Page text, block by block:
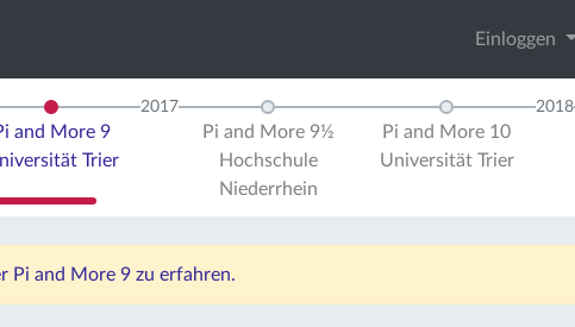
Einloggen
and More 9
Trier
2017
Pi and More 9½
Hochschule
Niederrhein
Pi and More 10
Universität Trier
2018
Pi and More 9 zu erfahren.